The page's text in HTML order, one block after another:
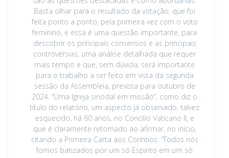
Basta olhar para o resultado da votação, que foi
feita ponto a ponto, pela primeira vez com o voto
feminino, e essa é uma questão importante, para
descobrir os principais consensos e as principais
controvérsias, uma análise detalhada que requer
mais tempo e que, sem dúvida, será importante
para o trabalho a ser feito em vista da segunda
sessão da Assembleia, prevista para outubro de
2024. “Uma Igreja sinodal em missão“, como diz o
título do relatório, um aspecto já observado, talvez
esquecido, há 60 anos, no Concílio Vaticano II, e
que é claramente retomado ao afirmar, no início,
citando a Primeira Carta aos Coríntios: “Todos nós
fomos batizados por um só Espírito em um só